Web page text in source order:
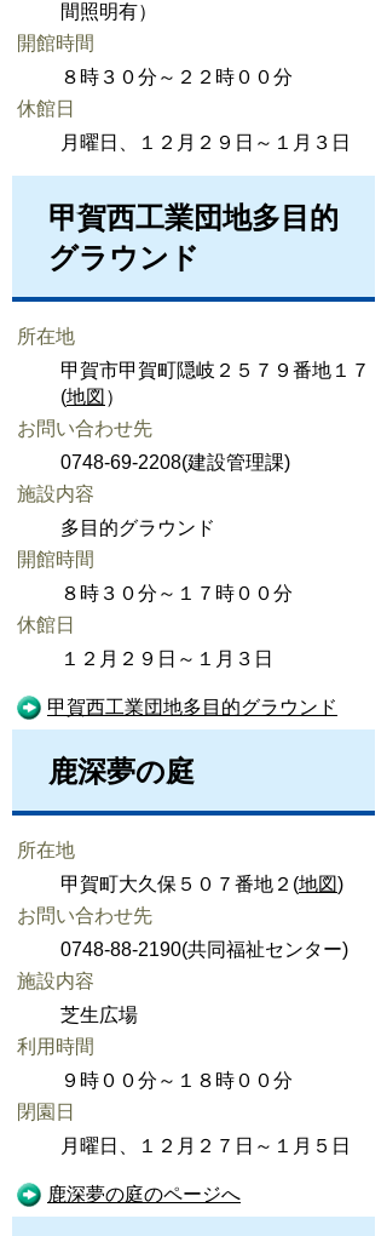
間照明有）
開館時間
８時３０分～２２時００分
休館日
月曜日、１２月２９日～１月３日
甲賀西工業団地多目的
グラウンド
所在地
甲賀市甲賀町隠岐２５７９番地１７
(地図 ）
お問い合わせ先
0748-69-2208(建設管理課)
施設内容
多目的グラウンド
開館時間
８時３０分～１７時００分
休館日
１２月２９日～１月３日
甲賀西工業団地多目的グラウンド
鹿深夢の庭
所在地
甲賀町大久保５０７番地２(地図)
お問い合わせ先
0748-88-2190(共同福祉センター)
施設内容
芝生広場
利用時間
９時００分～１８時００分
閉園日
月曜日、１２月２７日～１月５日
鹿深夢の庭のページへ